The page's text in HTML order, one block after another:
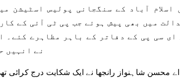
اکتوبر 2022 میں اسلام آباد کے سنگجانی پولیس
میں بھی پیش ہوئے جب پی ٹی آئی کے
ای سی پی کے دفاتر کے باہر مظاہرے کئے۔
نے انہیں
محسن شاہنواز رانجھا نے ایک شکایت درج کرائی